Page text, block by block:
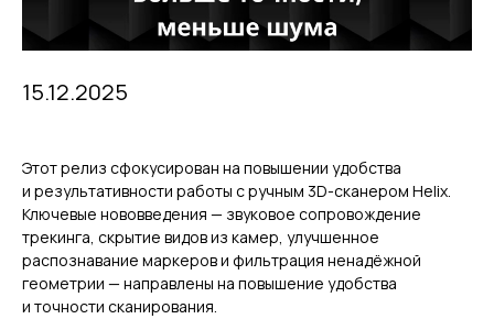
15.12.2025
Этот релиз сфокусирован на повышении удобства
и результативности работы с ручным 3D-сканером Helix.
Ключевые нововведения — звуковое сопровождение
трекинга, скрытие видов из камер, улучшенное
распознавание маркеров и фильтрация ненадёжной
геометрии — направлены на повышение удобства
и точности сканирования.